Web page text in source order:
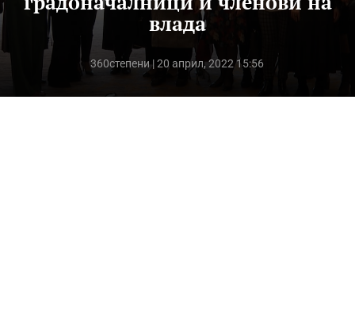
влада
360степени| 20 април, 2022 15:56